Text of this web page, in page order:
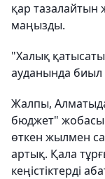
қар тазалайтын
маңызды.
"Халық
ауданында биыл
Жалпы,
бюджет"
өткен жылмен
артық. Қала
кеңістіктерді